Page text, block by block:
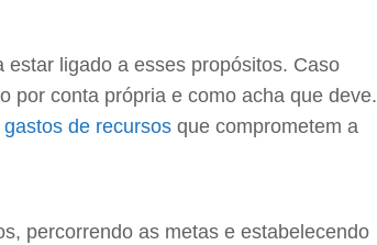
ligado a esses propósitos. Caso
por conta própria e como acha que deve.
gastos de recursosque comprometem a
percorrendo as metas e estabelecendo